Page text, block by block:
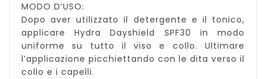
MODO D’USO:
Dopo aver utilizzato il detergente e il tonico,
applicare Hydra Dayshield SPF30 in modo
uniforme su tutto il viso e collo. Ultimare
l’applicazione picchiettando con le dita verso il
collo e i capelli.